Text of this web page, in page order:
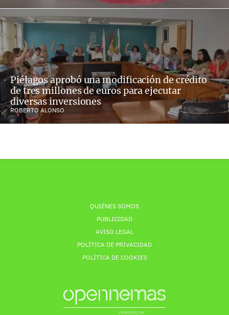
Piélagos aprobó una modificación de crédito
de tres millones de euros para ejecutar
diversas inversiones
ROBERTO ALONSO
QUIÉNES SOMOS
PUBLICIDAD
AVISO LEGAL
POLÍTICA DE PRIVACIDAD
POLÍTICA DE COOKIES